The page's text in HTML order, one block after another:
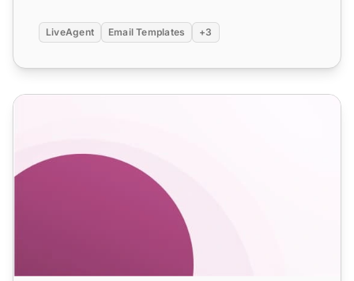
LiveAgent Email Templates +3
Verifikasjons-e-postmaler